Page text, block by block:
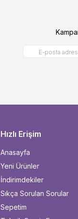
Hızlı Erişim
Anasayfa
Yeni Ürünler
İndirimdekiler
Sıkça Sorulan Sorular
Sepetim